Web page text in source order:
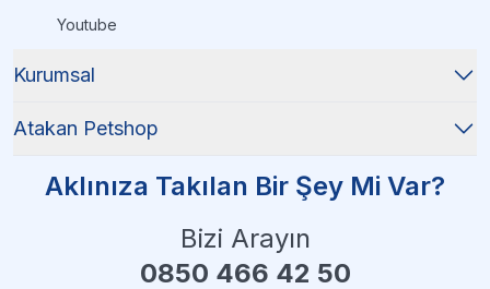
Youtube
Kurumsal
Atakan Petshop
Aklınıza Takılan Bir Şey Mi Var?
Bizi Arayın
0850 466 42 50